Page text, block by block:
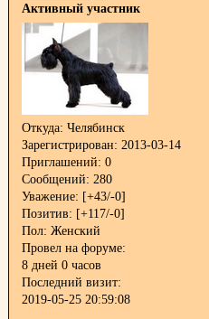
Активный участник
Откуда: Челябинск
Зарегистрирован: 2013-03-14
Приглашений: 0
Сообщений: 280
Уважение: [+43/-0]
Позитив: [+117/-0]
Пол: Женский
Провел на форуме:
8 дней 0 часов
Последний визит:
2019-05-25 20:59:08